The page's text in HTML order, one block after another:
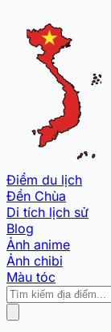
Điểm du lịch
Đền Chùa
Di tích lịch sử
Blog
Ảnh anime
Ảnh chibi
Màu tóc